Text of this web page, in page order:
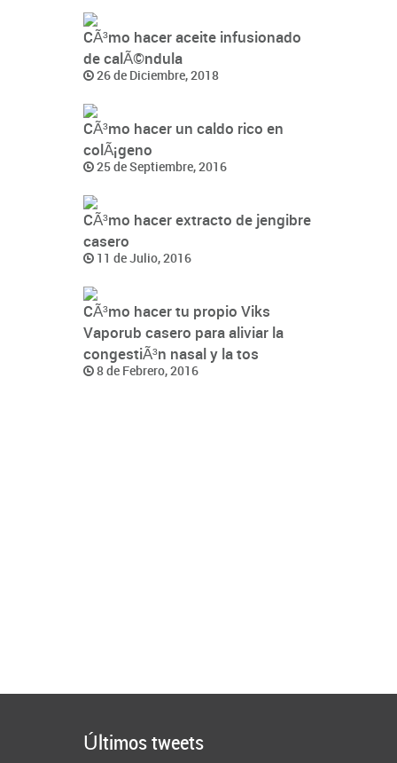
CÃ³mo hacer aceite infusionado
de calÃ©ndula
26 de Diciembre, 2018
CÃ³mo hacer un caldo rico en
colÃ¡geno
25 de Septiembre, 2016
CÃ³mo hacer extracto de jengibre
casero
11 de Julio, 2016
CÃ³mo hacer tu propio Viks
Vaporub casero para aliviar la
congestiÃ³n nasal y la tos
8 de Febrero, 2016
Últimos tweets